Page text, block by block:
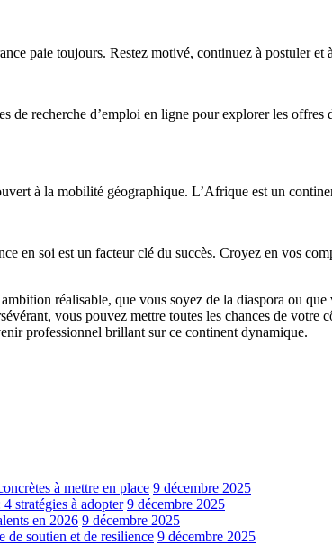
paie toujours. Restez motivé, continuez à postuler et
de recherche d’emploi en ligne pour explorer les
à la mobilité géographique. L’Afrique est un
en soi est un facteur clé du succès. Croyez en vos
réalisable, que vous soyez de la diaspora ou
vous pouvez mettre toutes les chances de
professionnel brillant sur ce continent dynamique.
à mettre en place 9 décembre 2025
stratégies à adopter 9 décembre 2025
en 2026 9 décembre 2025
de soutien et de resilience 9 décembre 2025